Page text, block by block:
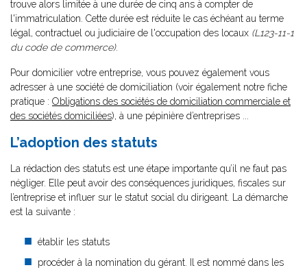
trouve alors limitée à une durée de cinq ans à compter de
l'immatriculation. Cette durée est réduite le cas échéant au terme
légal, contractuel ou judiciaire de l'occupation des locaux (L123-11-1
du code de commerce).
Pour domicilier votre entreprise, vous pouvez également vous
adresser à une société de domiciliation (voir également notre fiche
pratique : Obligations des sociétés de domiciliation commerciale et
des sociétés domiciliées), à une pépinière d’entreprises ...
L’adoption des statuts
La rédaction des statuts est une étape importante qu’il ne faut pas
négliger. Elle peut avoir des conséquences juridiques, fiscales sur
l’entreprise et influer sur le statut social du dirigeant. La démarche
est la suivante :
établir les statuts
procéder à la nomination du gérant. Il est nommé dans les